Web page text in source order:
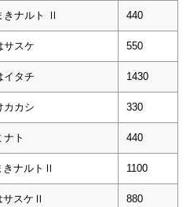
きナルト Ⅱ 440
サスケ 550
イタチ 1430
カカシ 330
ト 440
きナルトⅡ 1100
サスケⅡ 880